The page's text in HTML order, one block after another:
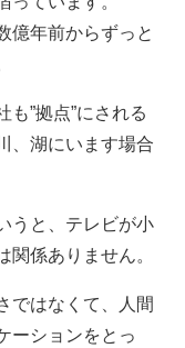
億年前からずっと
”拠点”にされる
、湖にいます場合
うと、テレビが小
関係ありません。
ではなくて、人間
ーションをとっ